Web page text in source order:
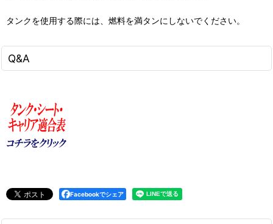
タンクを使用する際には、燃料を満タンにしないでください。
Q&A
Facebookでシェア